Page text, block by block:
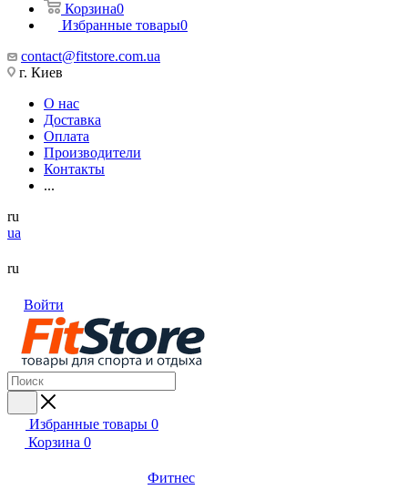
Корзина0
Избранные товары0
contact@fitstore.com.ua
г. Киев
О нас
Доставка
Оплата
Производители
Контакты
...
ru
ua
ru
Войти
Избранные товары 0
Корзина 0
Фитнес